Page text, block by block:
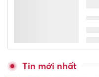
Tin mới nhất